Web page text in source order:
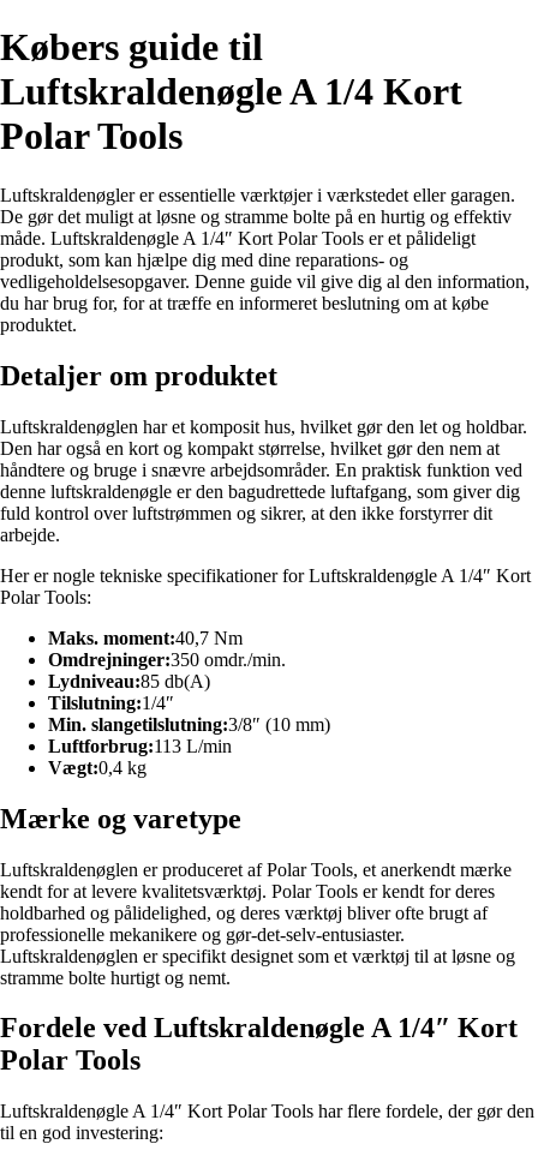
Købers guide til
Luftskraldenøgle A 1/4 Kort
Polar Tools
Luftskraldenøgler er essentielle værktøjer i værkstedet eller garagen.
De gør det muligt at løsne og stramme bolte på en hurtig og effektiv
måde. Luftskraldenøgle A 1/4″ Kort Polar Tools er et pålideligt
produkt, som kan hjælpe dig med dine reparations- og
vedligeholdelsesopgaver. Denne guide vil give dig al den information,
du har brug for, for at træffe en informeret beslutning om at købe
produktet.
Detaljer om produktet
Luftskraldenøglen har et komposit hus, hvilket gør den let og holdbar.
Den har også en kort og kompakt størrelse, hvilket gør den nem at
håndtere og bruge i snævre arbejdsområder. En praktisk funktion ved
denne luftskraldenøgle er den bagudrettede luftafgang, som giver dig
fuld kontrol over luftstrømmen og sikrer, at den ikke forstyrrer dit
arbejde.
Her er nogle tekniske specifikationer for Luftskraldenøgle A 1/4″ Kort
Polar Tools:
Maks. moment:40,7 Nm
Omdrejninger:350 omdr./min.
Lydniveau:85 db(A)
Tilslutning:1/4″
Min. slangetilslutning:3/8″ (10 mm)
Luftforbrug:113 L/min
Vægt:0,4 kg
Mærke og varetype
Luftskraldenøglen er produceret af Polar Tools, et anerkendt mærke
kendt for at levere kvalitetsværktøj. Polar Tools er kendt for deres
holdbarhed og pålidelighed, og deres værktøj bliver ofte brugt af
professionelle mekanikere og gør-det-selv-entusiaster.
Luftskraldenøglen er specifikt designet som et værktøj til at løsne og
stramme bolte hurtigt og nemt.
Fordele ved Luftskraldenøgle A 1/4″ Kort
Polar Tools
Luftskraldenøgle A 1/4″ Kort Polar Tools har flere fordele, der gør den
til en god investering: